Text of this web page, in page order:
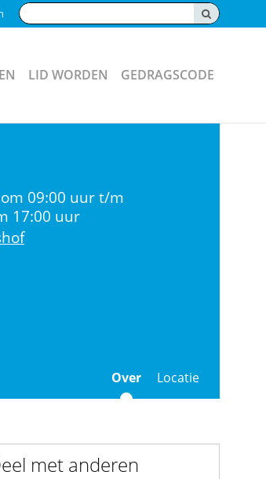
Zoeken:
LID WORDEN GEDRAGSCODE
09:00 uur t/m
17:00 uur
Over Locatie
met anderen